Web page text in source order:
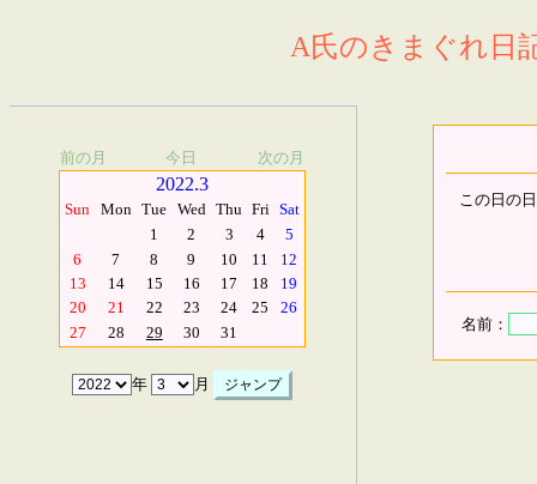
A氏のきまぐれ日
前の月 今日 次の月
2022.3
Sun Mon Tue Wed Thu Fri Sat
1
2 3 4
5
6
7 8 9 10 11
12
13
14 15 16 17 18
19
20
21 22 23 24 25
26
27
28 29 30 31
年 月
この日の
名前：